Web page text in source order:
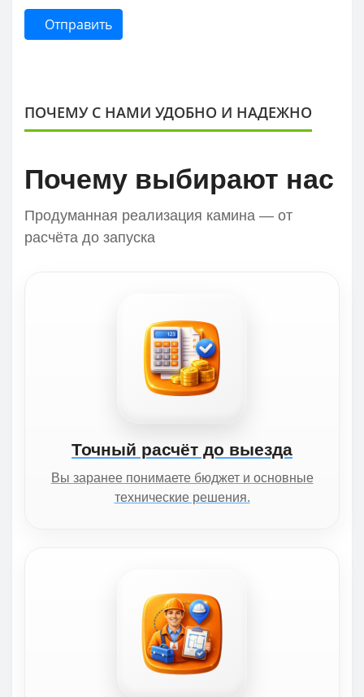
Отправить
ПОЧЕМУ С НАМИ УДОБНО И НАДЕЖНО
Почему выбирают нас
Продуманная реализация камина — от
расчёта до запуска
Точный расчёт до выезда
Вы заранее понимаете бюджет и основные
технические решения.